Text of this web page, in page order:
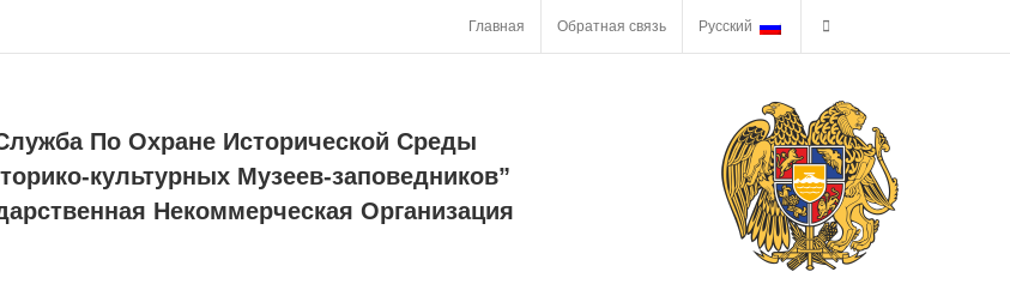
Главная Обратная связь Русский
По Охране Исторической Среды
культурных Музеев-заповедников”
Некоммерческая Организация